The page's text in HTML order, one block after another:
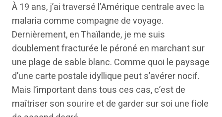
À 19 ans, j’ai traversé l’Amérique centrale avec la
malaria comme compagne de voyage.
Dernièrement, en Thaïlande, je me suis
doublement fracturée le péroné en marchant sur
une plage de sable blanc. Comme quoi le paysage
d’une carte postale idyllique peut s’avérer nocif.
Mais l’important dans tous ces cas, c’est de
maîtriser son sourire et de garder sur soi une fiole